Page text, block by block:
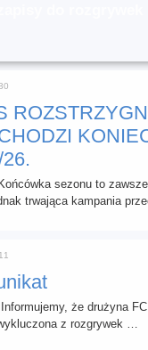
sezonu to
trwająca kampania
że drużyna FC
z rozgrywek …